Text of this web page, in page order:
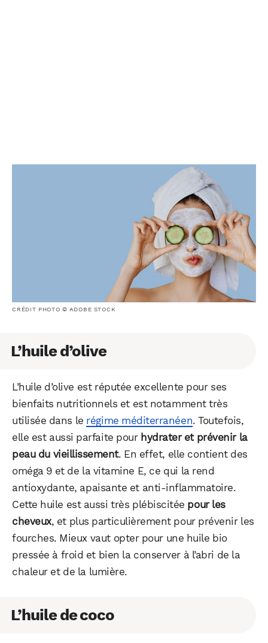
CRÉDIT PHOTO © ADOBE STOCK
L’huile d’olive
L’huile d’olive est réputée excellente pour ses
bienfaits nutritionnels et est notamment très
utilisée dans le régime méditerranéen. Toutefois,
elle est aussi parfaite pour hydrater et prévenir la
peau du vieillissement. En effet, elle contient des
oméga 9 et de la vitamine E, ce qui la rend
antioxydante, apaisante et anti-inflammatoire.
Cette huile est aussi très plébiscitée pour les
cheveux, et plus particulièrement pour prévenir les
fourches. Mieux vaut opter pour une huile bio
pressée à froid et bien la conserver à l’abri de la
chaleur et de la lumière.
L’huile de coco